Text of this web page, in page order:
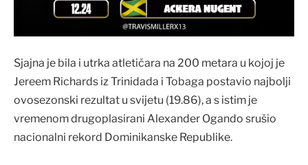
Sjajna je bila i utrka atletičara na 200 metara u kojoj je
Jereem Richards iz Trinidada i Tobaga postavio najbolji
ovosezonski rezultat u svijetu (19.86), a s istim je
vremenom drugoplasirani Alexander Ogando srušio
nacionalni rekord Dominikanske Republike.